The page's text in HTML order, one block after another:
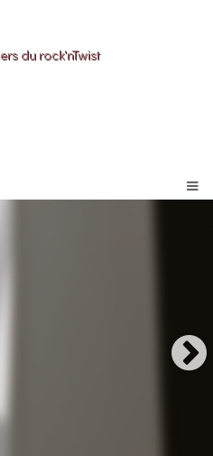
du rock'nTwist